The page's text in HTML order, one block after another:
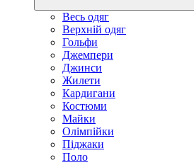
Весь одяг
Верхній одяг
Гольфи
Джемпери
Джинси
Жилети
Кардигани
Костюми
Майки
Олімпійки
Піджаки
Поло